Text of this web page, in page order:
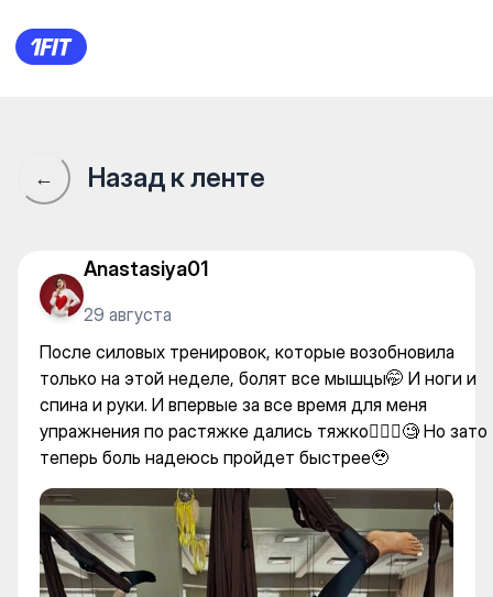
Fly Face Yoga — Fly yoga
← Назад к ленте
Anastasiya01
29 августа
После силовых тренировок, которые возобновила
только на этой неделе, болят все мышцы🤭 И ноги и
спина и руки. И впервые за все время для меня
упражнения по растяжке дались тяжко🤷🏼‍♀️🧐 Но зато
теперь боль надеюсь пройдет быстрее🥹